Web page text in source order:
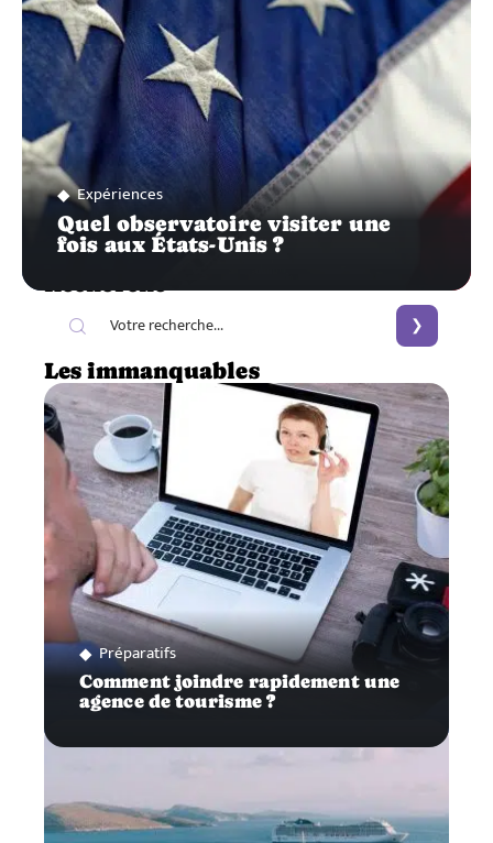
Expériences
Quel observatoire visiter une
fois aux États-Unis ?
Recherche
Les immanquables
Préparatifs
Comment joindre rapidement une
agence de tourisme ?